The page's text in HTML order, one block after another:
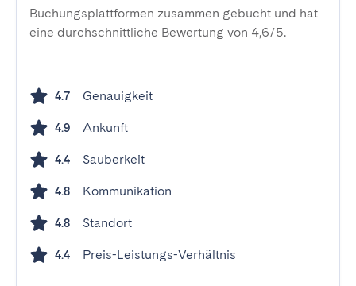
Buchungsplattformen zusammen gebucht und hat
eine durchschnittliche Bewertung von 4,6/5.
4.7 Genauigkeit
4.9 Ankunft
4.4 Sauberkeit
4.8 Kommunikation
4.8 Standort
4.4 Preis-Leistungs-Verhältnis